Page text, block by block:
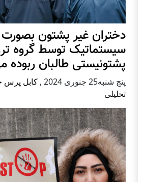
دختران غیر پشتون بصورت
سیستماتیک توسط گروه
پشتونیستی طالبان ربوده
پنج شنبه25 جنوری 2024 , کابل پرس
تحلیلی